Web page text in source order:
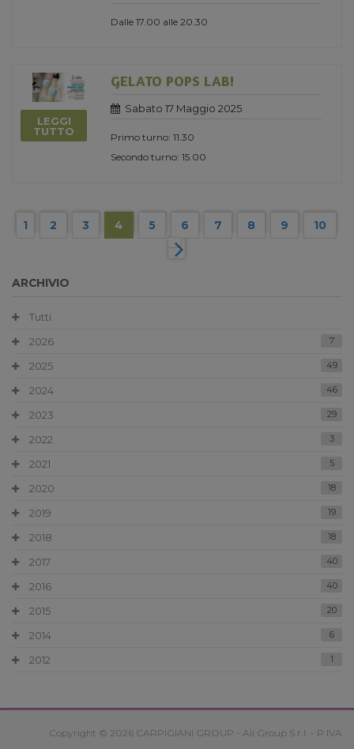
Dalle 17.00 alle 20.30
LEGGI
TUTTO
GELATO POPS LAB!
Sabato 17 Maggio 2025
Primo turno: 11.30
Secondo turno: 15.00
1 2 3 4 5 6 7 8 9 10
ARCHIVIO
Tutti
2026
7
2025 49
2024 46
2023 29
2022 3
2021 5
2020 18
2019 19
2018 18
2017 40
2016 40
2015 20
2014 6
2012 1
Copyright © 2026 CARPIGIANI GROUP - Ali Group S.r.l. - P.IVA